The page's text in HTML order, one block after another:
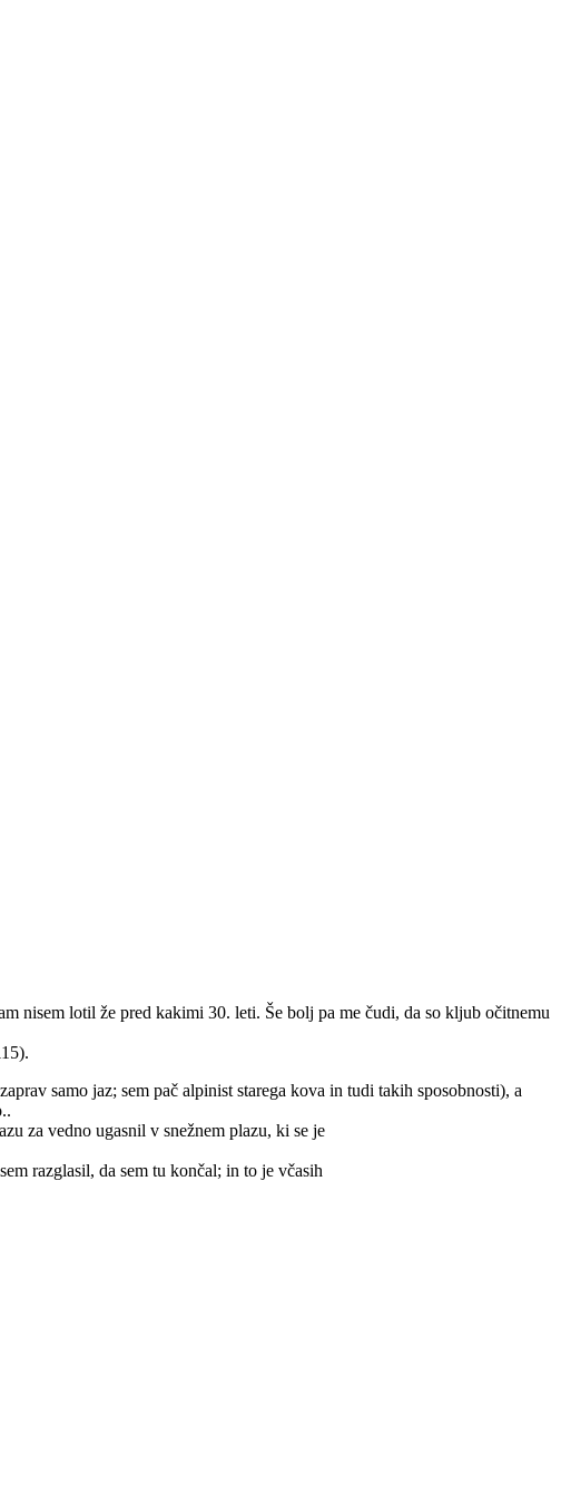
nisem lotil že pred kakimi 30. leti. Še bolj pa me čudi, da so kljub očitnemu
samo jaz; sem pač alpinist starega kova in tudi takih sposobnosti), a
.
za vedno ugasnil v snežnem plazu, ki se je
razglasil, da sem tu končal; in to je včasih